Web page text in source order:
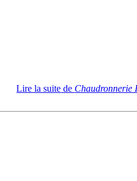
Lire la suite de Chaudronnerie